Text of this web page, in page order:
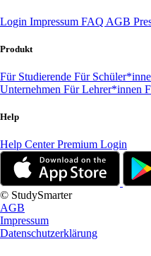
Login Impressum FAQ AGB
Produkt
Für Studierende Für
Unternehmen Für Lehrer*innen
Help
Help CenterPremium Login
© StudySmarter
AGB
Impressum
Datenschutzerklärung